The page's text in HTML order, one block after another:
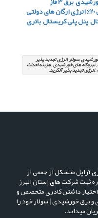
پنل پلی کریستالباتری
,سولار ,انرژی تجدید پذیر
,باتری خورشیدی ,شارژ کنترلر خورشیدی , یوپی اس , ups , نیروگاه های خورشیدی , هزینه احداث
تجدید پذیر آنگرید,
آراپل متشکل از جمعی از
و خلاق به شمار 29119 در اداره ثبت شرکت های استان البرز
داشتن کادری متخصص و
و برق خورشیدی | سولار خود را
میداند.